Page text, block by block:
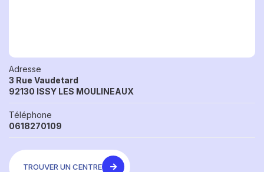
Adresse
3 Rue Vaudetard
92130 ISSY LES MOULINEAUX
Téléphone
0618270109
TROUVER UN CENTRE